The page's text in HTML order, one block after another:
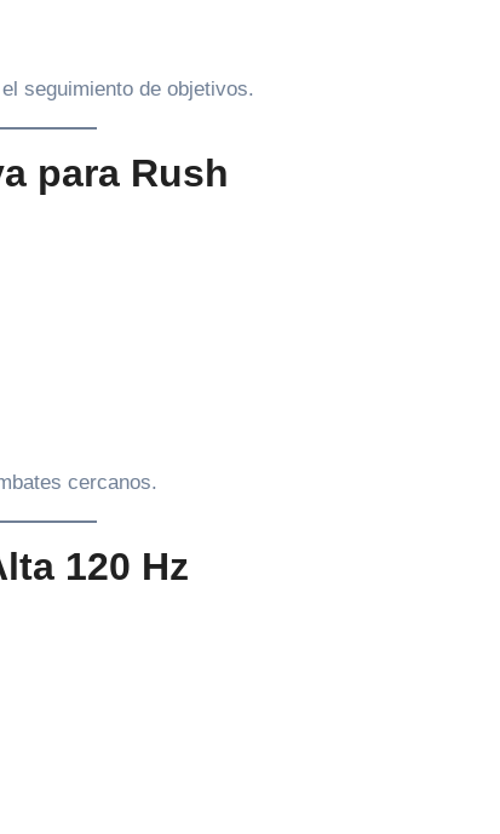
seguimiento de objetivos.
para Rush
cercanos.
120 Hz